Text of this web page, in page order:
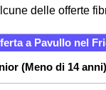
delle offerte
a Pavullo nel
(Meno di 14 anni)